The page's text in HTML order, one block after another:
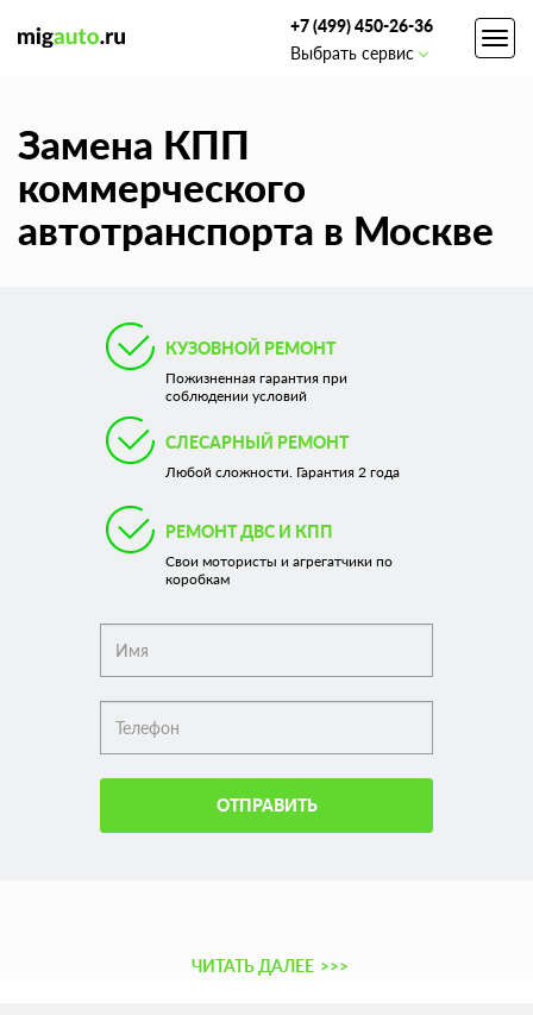
+7 (499) 450-26-36
Выбрать сервис
Замена КПП
коммерческого
автотранспорта в Москве
КУЗОВНОЙ РЕМОНТ
Пожизненная гарантия при
соблюдении условий
СЛЕСАРНЫЙ РЕМОНТ
Любой сложности. Гарантия 2 года
РЕМОНТ ДВС И КПП
Свои мотористы и агрегатчики по
коробкам
ОТПРАВИТЬ
ЧИТАТЬ ДАЛЕЕ >>>